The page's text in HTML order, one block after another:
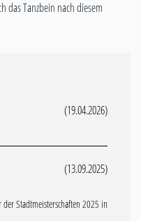
das Tanzbein nach diesem
(19.04.2026)
(13.09.2025)
Stadtmeisterschaften 2025 in